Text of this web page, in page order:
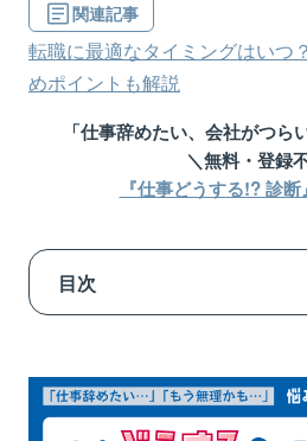
関連記事
転職に最適なタイミングはいつ
めポイントも解説
「仕事辞めたい、会社がつら
＼無料・登録
『仕事どうする!? 診
目次
1.1. 入社間もない
1.2. 職場の雰囲気・体制